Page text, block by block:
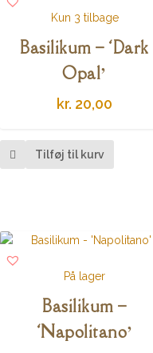
Kun 3 tilbage
Basilikum – ‘Dark
Opal’
kr. 20,00
Tilføj til kurv
På lager
Basilikum –
‘Napolitano’